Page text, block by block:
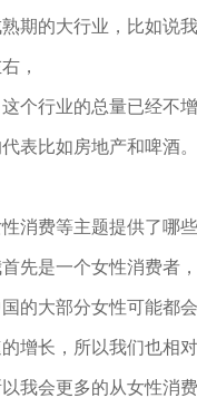
期的大行业，比如说
，
个行业的总量已经不
表比如房地产和啤酒。
消费等主题提供了哪
先是一个女性消费者
的大部分女性可能都
增长，所以我们也相
我会更多的从女性消